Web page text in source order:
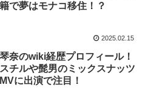
で夢はモナコ移住！？
2025.02.15
奈のwiki経歴プロフィール！
チルや髭男のミックスナッツ
に出演で注目！